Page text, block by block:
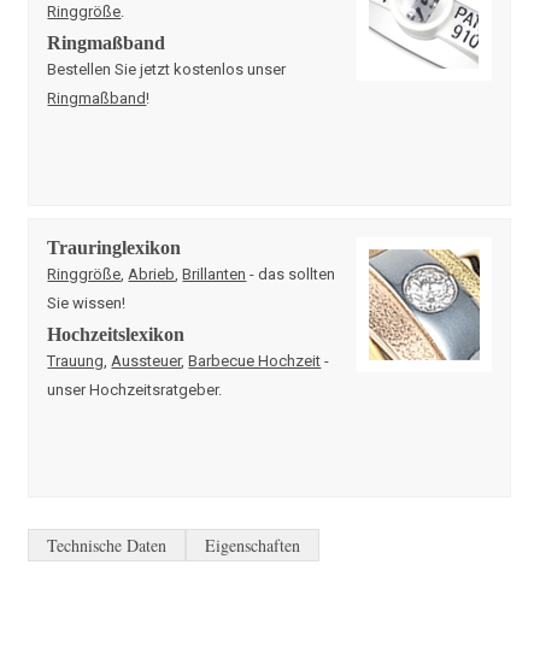
Ringgröße
Ringmaßband
Bestellen Sie jetzt kostenlos unser
Ringmaßband!
Trauringlexikon
Ringgröße Abrieb ,Brillanten - das sollten
Sie wissen!
Hochzeitslexikon
Trauung Aussteuer,Barbecue Hochzeit -
unser Hochzeitsratgeber.
Technische Daten Eigenschaften